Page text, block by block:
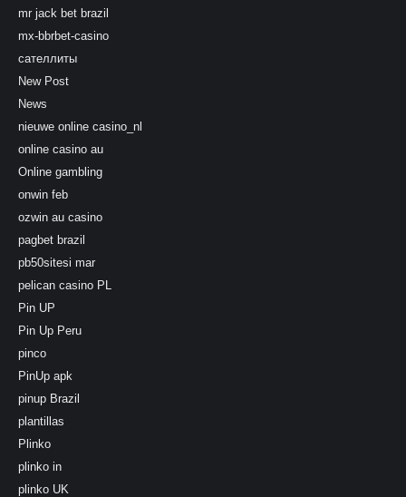
mr jack bet brazil
mx-bbrbet-casino
сателлиты
New Post
News
nieuwe online casino_nl
online casino au
Online gambling
onwin feb
ozwin au casino
pagbet brazil
pb50sitesi mar
pelican casino PL
Pin UP
Pin Up Peru
pinco
PinUp apk
pinup Brazil
plantillas
Plinko
plinko in
plinko UK